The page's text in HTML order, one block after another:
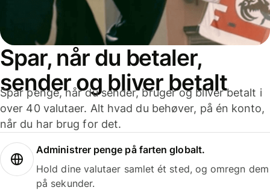
Spar, når du betaler,
sender og bliver betalt
Spar penge, når du sender, bruger og bliver betalt i
over 40 valutaer. Alt hvad du behøver, på én konto,
når du har brug for det.
Administrer penge på farten globalt.
Hold dine valutaer samlet ét sted, og omregn dem
på sekunder.